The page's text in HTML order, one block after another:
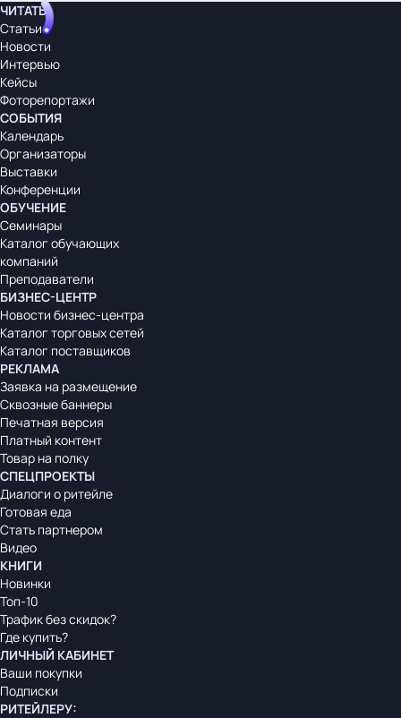
ЧИТАТЬ
Статьи
Новости
Интервью
Кейсы
Фоторепортажи
СОБЫТИЯ
Календарь
Организаторы
Выставки
Конференции
ОБУЧЕНИЕ
Семинары
Каталог обучающих
компаний
Преподаватели
БИЗНЕС-ЦЕНТР
Новости бизнес-центра
Каталог торговых сетей
Каталог поставщиков
РЕКЛАМА
Заявка на размещение
Сквозные баннеры
Печатная версия
Платный контент
Товар на полку
СПЕЦПРОЕКТЫ
Диалоги о ритейле
Готовая еда
Стать партнером
Видео
КНИГИ
Новинки
Топ-10
Трафик без скидок?
Где купить?
ЛИЧНЫЙ КАБИНЕТ
Ваши покупки
Подписки
РИТЕЙЛЕРУ: